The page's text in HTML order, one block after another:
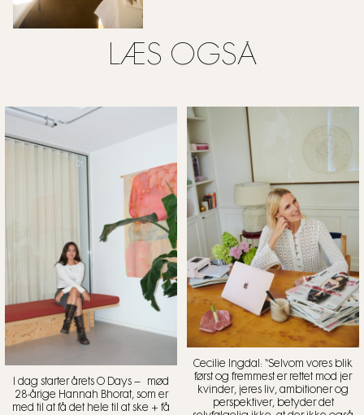
LÆS OGSÅ
I dag starter årets O Days – mød
28-årige Hannah Bhorat, som er
med til at få det hele til at ske + få
Cecilie Ingdal: “Selvom vores blik
først og fremmest er rettet mod jer
kvinder, jeres liv, ambitioner og
perspektiver, betyder det